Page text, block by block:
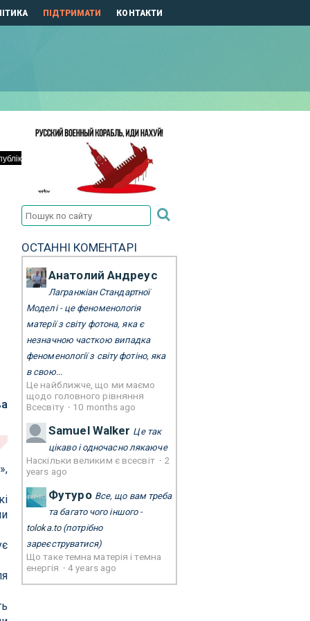
ПІДТРИМАТИ КОНТАКТИ
ОСТАННІ КОМЕНТАРІ
Анатолий Андреус
Лагранжіан Стандартної
Моделі - це феноменологія
матерії з світу фотона, яка є
незначною часткою випадка
феноменології з світу фотіно, яка
в свою...
Це найближче, що ми маємо
щодо головного рівняння
Всесвіту · 10 months ago
Samuel Walker Це так
цікаво і одночасно лякаюче
Наскільки великим є всесвіт · 2
years ago
Футуро Все, що вам треба
та багато чого іншого -
toloka.to(потрібно
зареєструватися)
Що таке темна матерія і темна
енергія ·4 years ago